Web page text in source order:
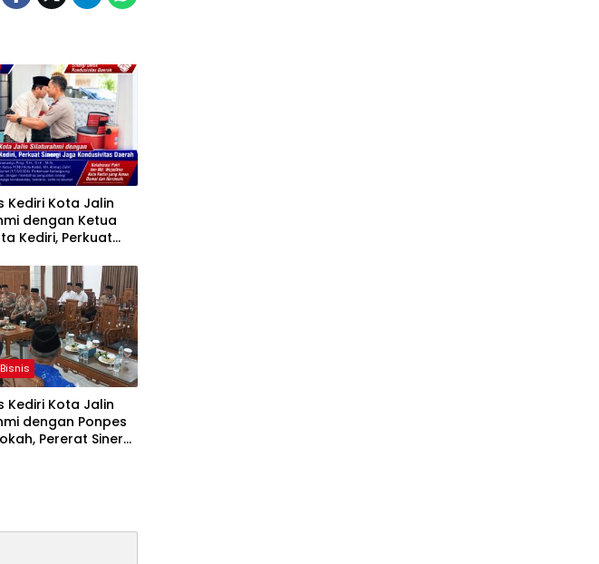
Kediri Kota Jalin
dengan Ketua
Kediri, Perkuat
Kediri Kota Jalin
dengan Ponpes
Pererat Sinergi